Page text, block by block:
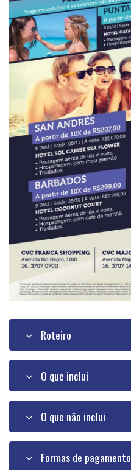
Roteiro
O que inclui
O que não inclui
Formas de pagamento